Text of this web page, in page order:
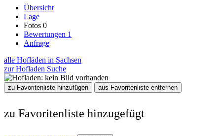
Übersicht
Lage
Fotos 0
Bewertungen 1
Anfrage
alle Hofläden in Sachsen
zur Hofladen Suche
zu Favoritenliste hinzufügen aus Favoritenliste entfernen
zu Favoritenliste hinzugefügt